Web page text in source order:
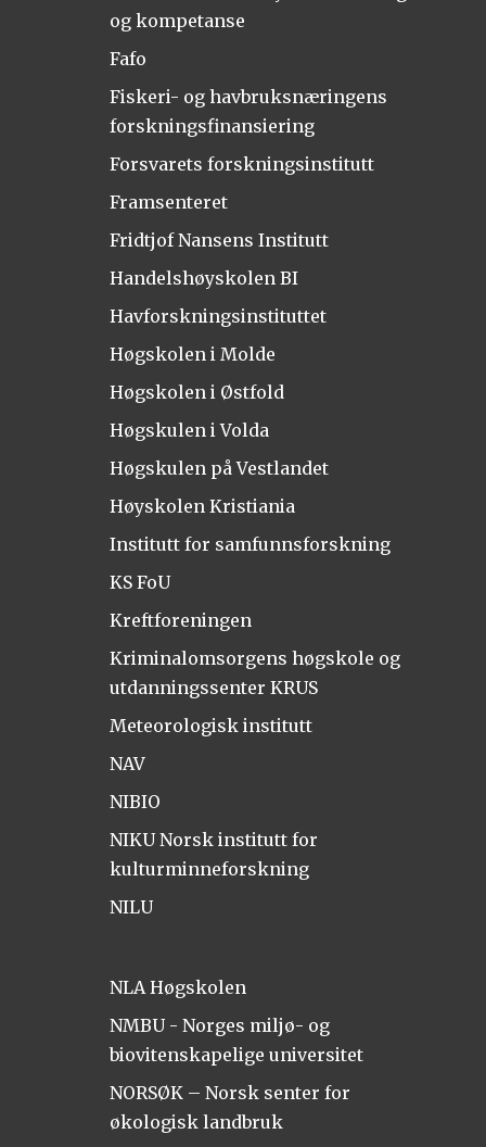
og kompetanse
Fafo
Fiskeri- og havbruksnæringens
forskningsfinansiering
Forsvarets forskningsinstitutt
Framsenteret
Fridtjof Nansens Institutt
Handelshøyskolen BI
Havforskningsinstituttet
Høgskolen i Molde
Høgskolen i Østfold
Høgskulen i Volda
Høgskulen på Vestlandet
Høyskolen Kristiania
Institutt for samfunnsforskning
KS FoU
Kreftforeningen
Kriminalomsorgens høgskole og
utdanningssenter KRUS
Meteorologisk institutt
NAV
NIBIO
NIKU Norsk institutt for
kulturminneforskning
NILU
NLA Høgskolen
NMBU - Norges miljø- og
biovitenskapelige universitet
NORSØK – Norsk senter for
økologisk landbruk